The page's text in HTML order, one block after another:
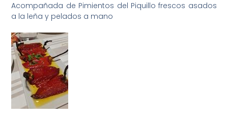
Acompañada de Pimientos del Piquillo frescos asados
a la leña y pelados a mano